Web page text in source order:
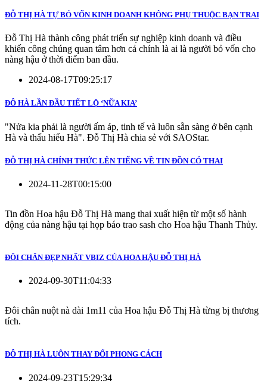
ĐỖ THỊ HÀ TỰ BỎ VỐN KINH DOANH KHÔNG PHỤ THUỘC BẠN TRAI
Đỗ Thị Hà thành công phát triển sự nghiệp kinh doanh và điều
khiến công chúng quan tâm hơn cả chính là ai là người bỏ vốn cho
nàng hậu ở thời điểm ban đầu.
2024-08-17T09:25:17
ĐỖ HÀ LẦN ĐẦU TIẾT LỘ ‘NỮA KIA’
"Nửa kia phải là người ấm áp, tinh tế và luôn sẵn sàng ở bên cạnh
Hà và thấu hiểu Hà". Đỗ Thị Hà chia sẻ với SAOStar.
ĐỖ THỊ HÀ CHÍNH THỨC LÊN TIẾNG VỀ TIN ĐỒN CÓ THAI
2024-11-28T00:15:00
Tin đồn Hoa hậu Đỗ Thị Hà mang thai xuất hiện từ một số hành
động của nàng hậu tại họp báo trao sash cho Hoa hậu Thanh Thủy.
ĐÔI CHÂN ĐẸP NHẤT VBIZ CỦA HOA HẬU ĐỖ THỊ HÀ
2024-09-30T11:04:33
Đôi chân nuột nà dài 1m11 của Hoa hậu Đỗ Thị Hà từng bị thương
tích.
ĐỖ THỊ HÀ LUÔN THAY ĐỔI PHONG CÁCH
2024-09-23T15:29:34